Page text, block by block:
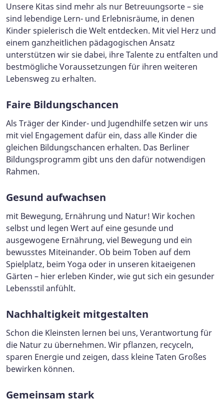
Unsere Kitas sind mehr als nur Betreuungsorte – sie
sind lebendige Lern- und Erlebnisräume, in denen
Kinder spielerisch die Welt entdecken. Mit viel Herz und
einem ganzheitlichen pädagogischen Ansatz
unterstützen wir sie dabei, ihre Talente zu entfalten und
bestmögliche Voraussetzungen für ihren weiteren
Lebensweg zu erhalten.
Faire Bildungschancen
Als Träger der Kinder- und Jugendhilfe setzen wir uns
mit viel Engagement dafür ein, dass alle Kinder die
gleichen Bildungschancen erhalten. Das Berliner
Bildungsprogramm gibt uns den dafür notwendigen
Rahmen.
Gesund aufwachsen
mit Bewegung, Ernährung und Natur! Wir kochen
selbst und legen Wert auf eine gesunde und
ausgewogene Ernährung, viel Bewegung und ein
bewusstes Miteinander. Ob beim Toben auf dem
Spielplatz, beim Yoga oder in unseren kitaeigenen
Gärten – hier erleben Kinder, wie gut sich ein gesunder
Lebensstil anfühlt.
Nachhaltigkeit mitgestalten
Schon die Kleinsten lernen bei uns, Verantwortung für
die Natur zu übernehmen. Wir pflanzen, recyceln,
sparen Energie und zeigen, dass kleine Taten Großes
bewirken können.
Gemeinsam stark